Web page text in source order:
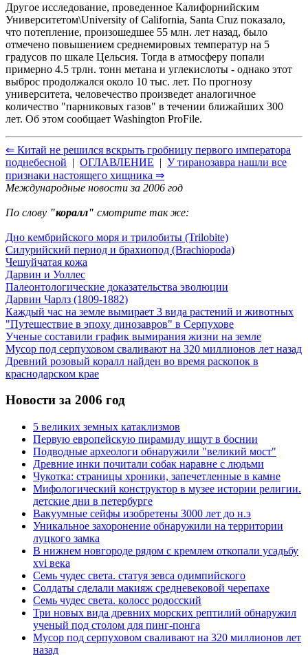
Другое исследование, проведенное Калифорнийским
Университетом\University of California, Santa Cruz показало,
что потепление, произошедшее 55 млн. лет назад, было
отмечено повышением среднемировых температур на 5
градусов по шкале Цельсия. Тогда в атмосферу попали
примерно 4.5 трлн. тонн метана и углекислоты - однако этот
выброс продолжался около 10 тыс. лет. По прогнозу
университета, человечество произведет аналогичное
количество "парниковых газов" в течении ближайших 300
лет. Об этом сообщает Washington ProFile.
⇐ Китай не решился вскрыть гробницу первого императора
поднебесной | ОГЛАВЛЕНИЕ | У тиранозавра нашли все
признаки настоящего хищника ⇒
Международные новости за 2006 год
По слову "коралл" смотрите так же:
Дно кембрийского моря и трилобиты (Trilobite)
Силурийский период и брахиопод (Brachiopoda)
Чешуйчатая кожа
Дарвин и Уоллес
Палеонтологические доказательства эволюции
Дарвин Чарлз (1809-1882)
Каждый час на земле вымирает 3 вида растений и животных
"Путешествие в эпоху динозавров" в Серпухове
Ученые составили график вымирания жизни на земле
Мусор под cерпуховом сваливают на 320 миллионов лет назад
Древний розовый коралл найден во время раскопок в
краснодарском крае
Новости за 2006 год
5 великих земных катаклизмов
Первую европейскую пирамиду ищут в боснии
Подводные археологи обнаружили "великий мост"
Древние инки почитали собак наравне с людьми
Чукотка: страницы хроники, запечетленные в камне
Мифологический конструктор в музее истории религии.
детские дни в петербурге
Вакуумные сейфы изобретены 3000 лет до н.э
Уникальное захоронение обнаружили на территории
луцкого замка
В нижнем новгороде рядом с кремлем откопали усадьбу
xvi века
Семь чудес света. статуя зевса одимпийского
Солдаты сделали макияж средневековой черепахе
Семь чудес света. колосс родосский
Три новых вида древних морских рептилий обнаружил
ученый под столом для пинг-понга
Мусор под cерпуховом сваливают на 320 миллионов лет
назад